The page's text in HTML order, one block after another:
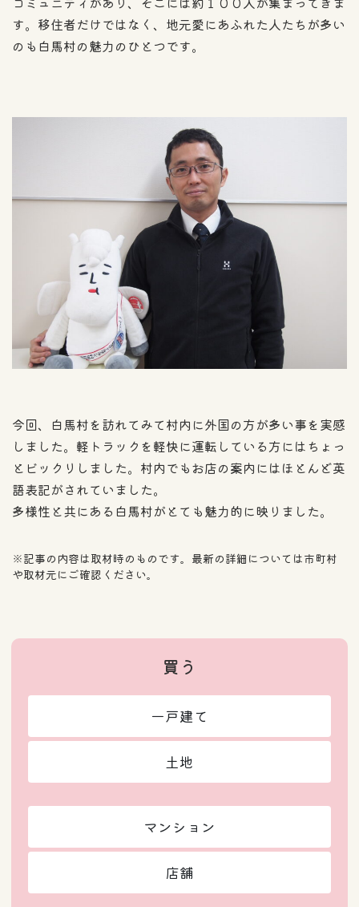
す。移住者だけではなく、地元愛にあふれた人たちが多い
のも白馬村の魅力のひとつです。
今回、白馬村を訪れてみて村内に外国の方が多い事を実感
しました。軽トラックを軽快に運転している方にはちょっ
とビックリしました。村内でもお店の案内にはほとんど英
語表記がされていました。
多様性と共にある白馬村がとても魅力的に映りました。
※記事の内容は取材時のものです。最新の詳細については市町村
や取材元にご確認ください。
買う
一戸建て
土地
マンション
店舗